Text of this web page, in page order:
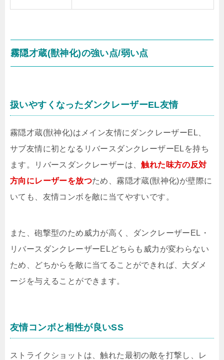
霧隠才蔵(獣神化)の強い点/弱い点
扱いやすくなったダンクレーザーEL友情
霧隠才蔵(獣神化)はメイン友情にダンクレーザーEL、
サブ友情に初となるリバースダンクレーザーELを持ち
ます。リバースダンクレーザーは、触れた味方の反対
方向にレーザーを放つため、霧隠才蔵(獣神化)が壁際に
いても、友情コンボを敵に当てやすいです。
また、砲撃型のため威力が高く、ダンクレーザーEL・
リバースダンクレーザーELどちらも威力が変わらない
ため、どちからを敵に当てることができれば、大ダメ
ージを与えることができます。
友情コンボと相性が良いSS
ストライクショットは、触れた最初の敵を打撃し、レ